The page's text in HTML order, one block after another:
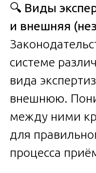
🔍 Виды
и внешняя
системе
вида
внешнюю.
между ними
для
процесса